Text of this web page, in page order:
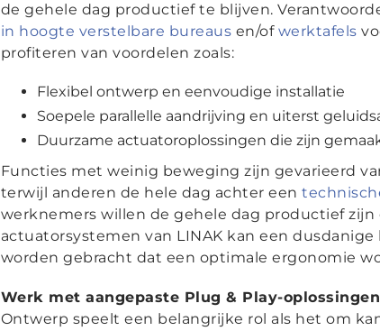
de gehele dag productief te blijven.
in hoogte verstelbare bureaus en/of werktafels
profiteren van voordelen zoals:
Flexibel ontwerp en eenvoudige installatie
Soepele parallelle aandrijving en uiterst
Duurzame actuatoroplossingen die zijn
Functies met weinig beweging zijn gevarieerd
terwijl anderen de hele dag achter een
werknemers willen de gehele dag productief
actuatorsystemen van LINAK kan een
worden gebracht dat een optimale ergonomie
Werk met aangepaste Plug & Play-oplossingen
Ontwerp speelt een belangrijke rol als het om